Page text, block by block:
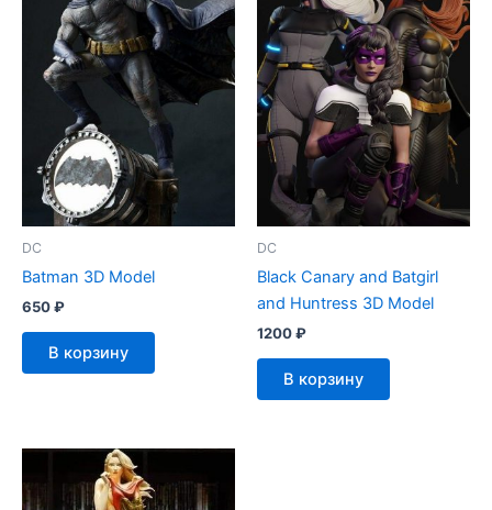
DC
Batman 3D Model
650₽
В корзину
DC
Black Canary and Batgirl
and Huntress 3D Model
1200₽
В корзину